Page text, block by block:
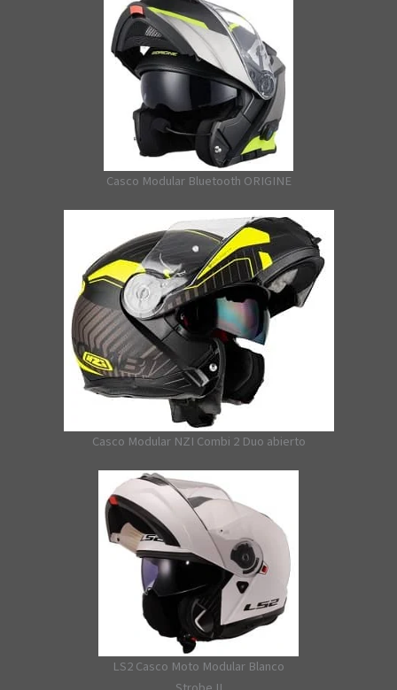
Casco Modular Bluetooth ORIGINE
Casco Modular NZI Combi 2 Duo abierto
LS2 Casco Moto Modular Blanco